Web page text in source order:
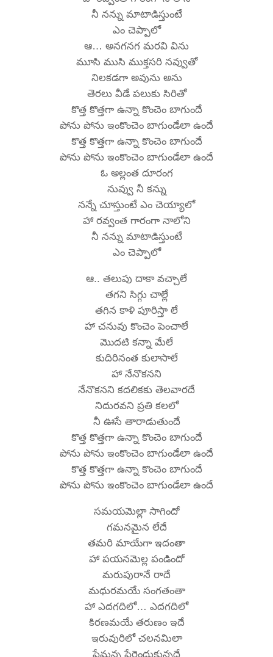
నీ నన్ను మాటాడిస్తుంటే
ఎం చెప్పాలో
ఆ… అనగనగ మరవి విను
మూసి ముసి ముక్తసరి నవ్వుతో
నిలకడగా అవును అను
తెరలు వీడే పలుకు సిరితో
కొత్త కొత్తగా ఉన్నా కొంచెం బాగుందే
పోను పోను ఇంకొంచెం బాగుండేలా ఉందే
కొత్త కొత్తగా ఉన్నా కొంచెం బాగుందే
పోను పోను ఇంకొంచెం బాగుండేలా ఉందే
ఓ అల్లంత దూరంగ
నువ్వు నీ కన్ను
నన్నే చూస్తుంటే ఎం చెయ్యాలో
హా రవ్వంత గారంగా నాలోని
నీ నన్ను మాటాడిస్తుంటే
ఎం చెప్పాలో
ఆ.. తలుపు దాకా వచ్చాలే
తగని సిగ్గు చాల్లే
తగిన కాళి పూరిస్తా లే
హా చనువు కొంచెం పెంచాలే
మొదటి కన్నా మేలే
కుదిరినంత కులాసాలే
హా నేనొకనని
నేనొకనని కదలికకు తెలవారదే
నిదురవని ప్రతి కలలో
నీ ఊసే తారాడుతుందే
కొత్త కొత్తగా ఉన్నా కొంచెం బాగుందే
పోను పోను ఇంకొంచెం బాగుండేలా ఉందే
కొత్త కొత్తగా ఉన్నా కొంచెం బాగుందే
పోను పోను ఇంకొంచెం బాగుండేలా ఉందే
సమయమెల్లా సాగిందో
గమనమైన లేదే
తమరి మాయేగా ఇదంతా
హా పయనమెల్ల పండిందో
మరుపురానే రాదే
మధురమయే సంగతంతా
హా ఎదగదిలో… ఎదగదిలో
కిరణమయే తరుణం ఇదే
ఇరువురిలో చలనమిలా
ప్రేమన్న పేరెందుకున్నదే